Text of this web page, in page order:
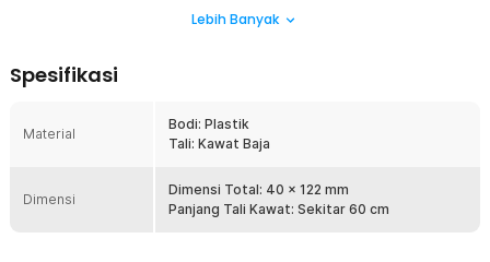
Karabiner gantungan ini menggunakan desain sederhana dengan
ataupun langsung dikenakan di lanyard.
Pada bagian bawah terdapat tali kawat yang bisa ditarik. Fitur ini
membuat Anda dapat menarik apa pun yang digantungkan pada
tarik kartu ke tempat yang diinginkan tanpa perlu melepas kartu
seutuhnya.
Lebih Banyak
Spesifikasi
Material
Bodi: Plastik
Tali: Kawat Baja
Dimensi
Dimensi Total: 40 x 122 mm
Panjang Tali Kawat: Sekitar 60 cm